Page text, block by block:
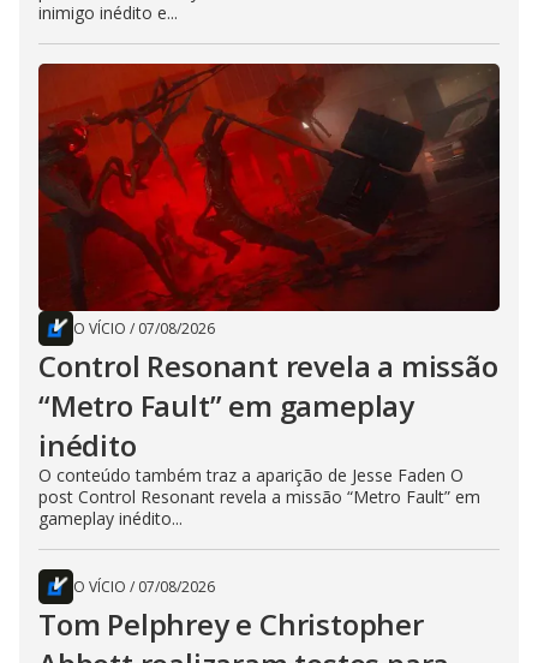
inimigo inédito e...
O VÍCIO / 07/08/2026
Control Resonant revela a missão
“Metro Fault” em gameplay
inédito
O conteúdo também traz a aparição de Jesse Faden O
post Control Resonant revela a missão “Metro Fault” em
gameplay inédito...
O VÍCIO / 07/08/2026
Tom Pelphrey e Christopher